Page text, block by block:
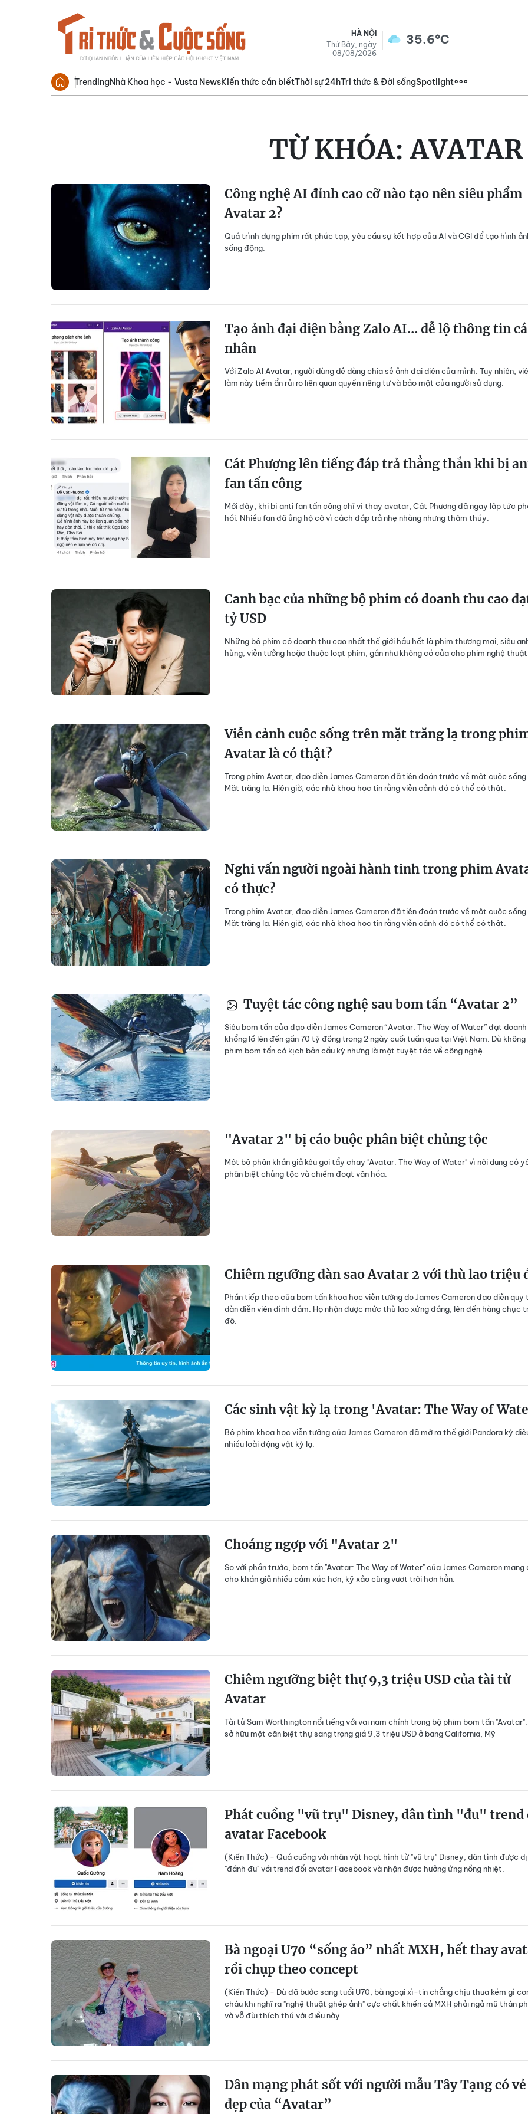
HÀ NỘI
Thứ Bảy, ngày
08/08/2026
35.6°C
TrendingNhà Khoa học - Vusta NewsKiến thức cần biếtThời sự 24hTri thức & Đời sốngSpotlight
TỪ KHÓA:AVATAR
Công nghệ AI đỉnh cao cỡ nào tạo nên siêu phẩm
Avatar 2?
Quá trình dựng phim rất phức tạp, yêu cầu sự kết hợp của AI và CGI để tạo hình
sống động.
Tạo ảnh đại diện bằng Zalo AI… dễ lộ thông tin cá
nhân
Với Zalo AI Avatar, người dùng dễ dàng chia sẻ ảnh đại diện của mình. Tuy nhiên,
làm này tiềm ẩn rủi ro liên quan quyền riêng tư và bảo mật của người sử dụng.
Cát Phượng lên tiếng đáp trả thẳng thắn khi bị
fan tấn công
Mới đây, khi bị anti fan tấn công chỉ vì thay avatar, Cát Phượng đã ngay lập tức
hồi. Nhiều fan đã ủng hộ cô vì cách đáp trả nhẹ nhàng nhưng thâm thúy.
Canh bạc của những bộ phim có doanh thu cao
tỷ USD
Những bộ phim có doanh thu cao nhất thế giới hầu hết là phim thương mại, siêu
hùng, viễn tưởng hoặc thuộc loạt phim, gần như không có cửa cho phim nghệ thuật.
Viễn cảnh cuộc sống trên mặt trăng lạ trong
Avatar là có thật?
Trong phim Avatar, đạo diễn James Cameron đã tiên đoán trước về một cuộc sống
Mặt trăng lạ. Hiện giờ, các nhà khoa học tin rằng viễn cảnh đó có thể có thật.
Nghi vấn người ngoài hành tinh trong phim
có thực?
Trong phim Avatar, đạo diễn James Cameron đã tiên đoán trước về một cuộc sống
Mặt trăng lạ. Hiện giờ, các nhà khoa học tin rằng viễn cảnh đó có thể có thật.
Tuyệt tác công nghệ sau bom tấn “Avatar 2”
Siêu bom tấn của đạo diễn James Cameron “Avatar: The Way of Water” đạt
khổng lồ lên đến gần 70 tỷ đồng trong 2 ngày cuối tuần qua tại Việt Nam. Dù không
phim bom tấn có kịch bản cầu kỳ nhưng là một tuyệt tác về công nghệ.
"Avatar 2" bị cáo buộc phân biệt chủng tộc
Một bộ phận khán giả kêu gọi tẩy chay "Avatar: The Way of Water" vì nội dung có
phân biệt chủng tộc và chiếm đoạt văn hóa.
Chiêm ngưỡng dàn sao Avatar 2 với thù lao triệu
Phần tiếp theo của bom tấn khoa học viễn tưởng do James Cameron đạo diễn quy
dàn diễn viên đình đám. Họ nhận được mức thù lao xứng đáng, lên đến hàng chục
đô.
Các sinh vật kỳ lạ trong 'Avatar: The Way of
Bộ phim khoa học viễn tưởng của James Cameron đã mở ra thế giới Pandora kỳ
nhiều loài động vật kỳ lạ.
Choáng ngợp với "Avatar 2"
So với phần trước, bom tấn "Avatar: The Way of Water" của James Cameron mang
cho khán giả nhiều cảm xúc hơn, kỹ xảo cũng vượt trội hơn hẳn.
Chiêm ngưỡng biệt thự 9,3 triệu USD của tài tử
Avatar
Tài tử Sam Worthington nổi tiếng với vai nam chính trong bộ phim bom tấn
sở hữu một căn biệt thự sang trọng giá 9,3 triệu USD ở bang California, Mỹ
Phát cuồng "vũ trụ" Disney, dân tình "đu" trend
avatar Facebook
(Kiến Thức) - Quá cuồng với nhân vật hoạt hình từ "vũ trụ" Disney, dân tình được
"đánh đu" với trend đổi avatar Facebook và nhận được hưởng ứng nồng nhiệt.
Bà ngoại U70 “sống ảo” nhất MXH, hết thay
rồi chụp theo concept
(Kiến Thức) - Dù đã bước sang tuổi U70, bà ngoại xì-tin chẳng chịu thua kém gì
cháu khi nghĩ ra "nghệ thuật ghép ảnh" cực chất khiến cả MXH phải ngả mũ thán
và vỗ đùi thích thú với điều này.
Dân mạng phát sốt với người mẫu Tây Tạng có vẻ
đẹp của “Avatar”